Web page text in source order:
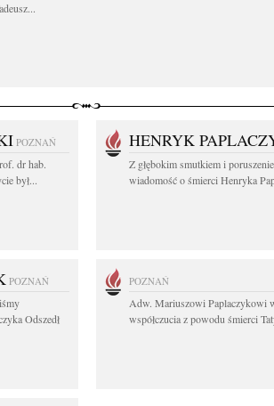
POZNAŃ
dr hab.
był...
HENRYK
Z głębokim smutkiem i
wiadomość o śmierci Henryka
POZNAŃ
Odszedł
POZNAŃ
Adw. Mariuszowi Paplaczykowi
współczucia z powodu śmierci